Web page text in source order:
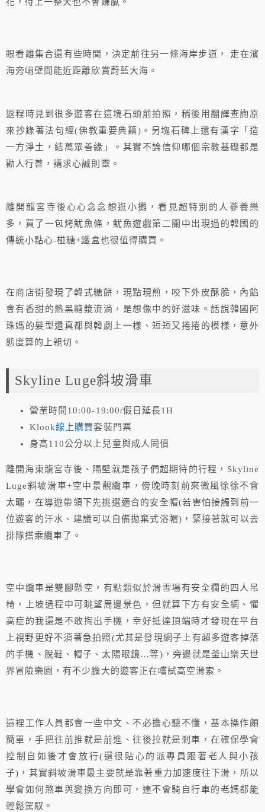
花，待上一整天也不會嫌膩。
眼看離集合還有些時間，決定前往另一條海岸步道， 走在濱
海旁峭壁間能近距離欣賞蔚藍大海。
返程時見到很多遊客在這塊石頭前拍照，稍後用翻譯查詢原
來抄錄著法句經(佛教重要典籍)。另塊石碑上還有漢字「造
一方淨土，結萬眾善緣」。其實不論信仰哪個宗教基礎都是
勸人行善，講求心誠則靈。
離開龍宮寺後心心念念想逛小攤，看見超特別的人蔘養樂
多，買了一包烤魷魚條，魷魚遊戲第二關中出現過的韓國的
傳統小點心-椪糖+鐵盒也很值得購買。
在商店街發現了韓式糖餅，現點現煎，咬下外皮酥脆，內餡
會有香甜的熱黑糖漿流淌，是想像中的好滋味。話說韓國阿
珠媽的髮型還真都與韓劇上一樣、短短又捲捲的模樣，意外
態度算的上親切。
Skyline Luge斜坡滑車
營業時間10:00-19:00/假日延長1H
Klook線上購買套裝門票
身高110公分以上兒童與成人同價
離開海東龍宮寺後、隔壁就是孩子們超期待的行程，Skyline
Luge斜坡滑車+空中景觀纜車，傍晚時刻前來微風徐徐不會
太曬，在導遊帶領下先挑選適合的安全帽(若害怕接觸到前一
位遊客的汗水、建議可以自備拋棄式浴帽)，緊接著就可以去
排隊搭乘纜車了。
空中纜車是雙腳懸空，有點類似於滑雪場有安全欄的四人吊
椅，上坡過程中可眺望周邊景色，但就算下方有安全網、懼
高症的我還是不敢掏出手機，幸好抵達頂端時才發現在平台
上視野更好不須著急拍照(尤其是發現網子上有超多遊客掉落
的手機、脫鞋、帽子、太陽眼鏡…等)，旁邊就是釜山樂天世
界冒險樂園，有不少膽大的遊客正在嚐試高空滑索。
這裡工作人員都會一些中文、不必擔心聽不懂，基本操作頗
簡單，手把往前推就是前進、往後拉就是剎車，在確保學會
控制自如後才會放行(還很貼心的派專員跟著老人與小孩
子)，其實斜坡滑車最主要就是靠著重力加速度往下滑，所以
學會如何煞車與變換方向即可，連不會騎自行車的老媽都能
輕鬆駕馭。